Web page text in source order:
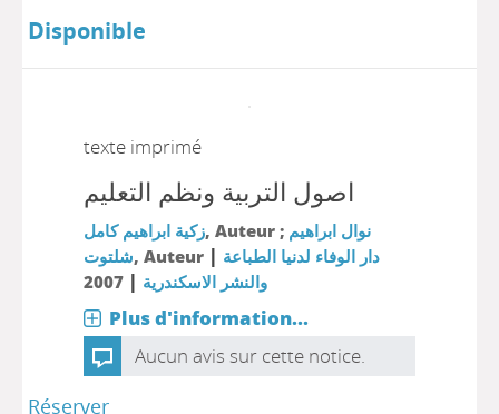
Disponible
texte imprimé
اصول التربية ونظم التعليم
زكية ابراهيم كامل, Auteur ; نوال ابراهيم
شلتوت, Auteur | دار الوفاء لدنيا الطباعة
والنشر الاسكندرية |
2007
Plus d'information...
Aucun avis sur cette notice.
Réserver